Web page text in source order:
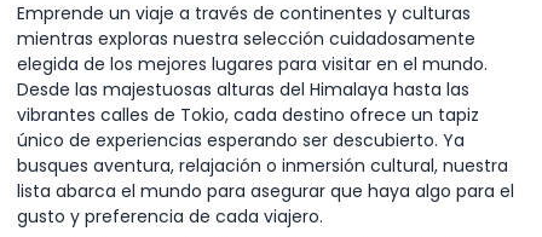
Emprende un viaje a través de continentes y culturas
mientras exploras nuestra selección cuidadosamente
elegida de los mejores lugares para visitar en el mundo.
Desde las majestuosas alturas del Himalaya hasta las
vibrantes calles de Tokio, cada destino ofrece un tapiz
único de experiencias esperando ser descubierto. Ya
busques aventura, relajación o inmersión cultural, nuestra
lista abarca el mundo para asegurar que haya algo para el
gusto y preferencia de cada viajero.